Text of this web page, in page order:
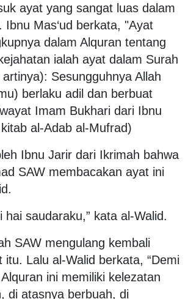
ayat yang sangat luas dalam
Ibnu Mas‘ud berkata, "Ayat
dalam Alquran tentang
ialah ayat dalam Surah
Sesungguhnya Allah
berlaku adil dan berbuat
Imam Bukhari dari Ibnu
al-Adab al-Mufrad)
Ibnu Jarir dari Ikrimah bahwa
SAW membacakan ayat ini
hai saudaraku,” kata al-Walid.
SAW mengulang kembali
itu. Lalu al-Walid berkata, “Demi
ini memiliki kelezatan
di atasnya berbuah, di